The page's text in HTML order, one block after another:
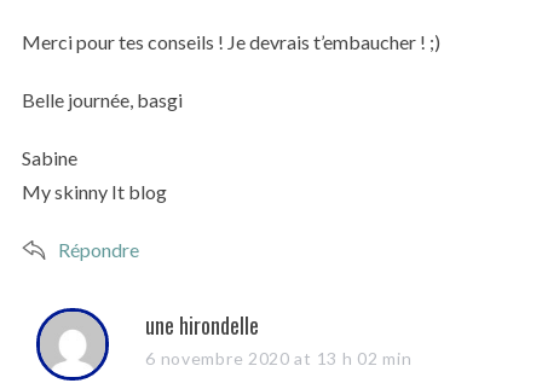
Merci pour tes conseils ! Je devrais t’embaucher ! ;)
Belle journée, basgi
Sabine
My skinny It blog
Répondre
s
a
une hirondelle
6 novembre 2020 at 13 h 02 min